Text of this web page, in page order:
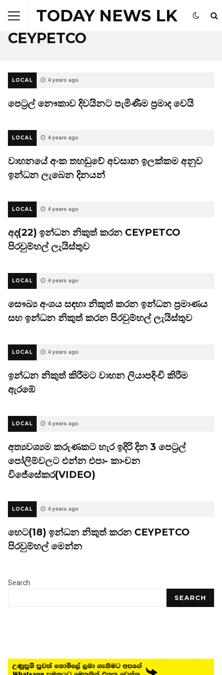
TODAY NEWS LK
Browsing Tag
CEYPETCO
LOCAL 4 years ago
පෙට්‍රල් නෞකාව දිවයිනට පැමිණීම ප්‍රමාද වෙයි
LOCAL 4 years ago
වාහනයේ අංක තහඩුවේ අවසාන ඉලක්කම අනුව
ඉන්ධන ලැබෙන දිනයන්
LOCAL 4 years ago
අද(22) ඉන්ධන නිකුත් කරන CEYPETCO
පිරවුම්හල් ලැයිස්තුව
LOCAL 4 years ago
සෞඛ්‍ය අංශය සඳහා නිකුත් කරන ඉන්ධන ප්‍රමාණය
සහ ඉන්ධන නිකුත් කරන පිරවුම්හල් ලැයිස්තුව
LOCAL 4 years ago
ඉන්ධන නිකුත් කිරීමට වාහන ලියාපදිංචි කිරීම
ඇරඹේ
LOCAL 4 years ago
අත්‍යවශ්‍යම කරුණකට හැර ඉදිරි දින 3 පෙට්‍රල්
පෝලිම්වලට එන්න එපා- කාංචන
විජේසේකර(VIDEO)
LOCAL 4 years ago
හෙට(18) ඉන්ධන නිකුත් කරන CEYPETCO
පිරවුම්හල් මෙන්න
Search
SEARCH